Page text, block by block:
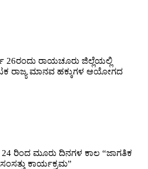
26ರಂದು ರಾಯಚೂರು ಜಿಲ್ಲೆಯಲ್ಲಿ
ರಾಜ್ಯ ಮಾನವ ಹಕ್ಕುಗಳ ಆಯೋಗದ
ರಿಂದ ಮೂರು ದಿನಗಳ ಕಾಲ “ಜಾಗತಿಕ
ಕಾರ್ಯಕ್ರಮ”